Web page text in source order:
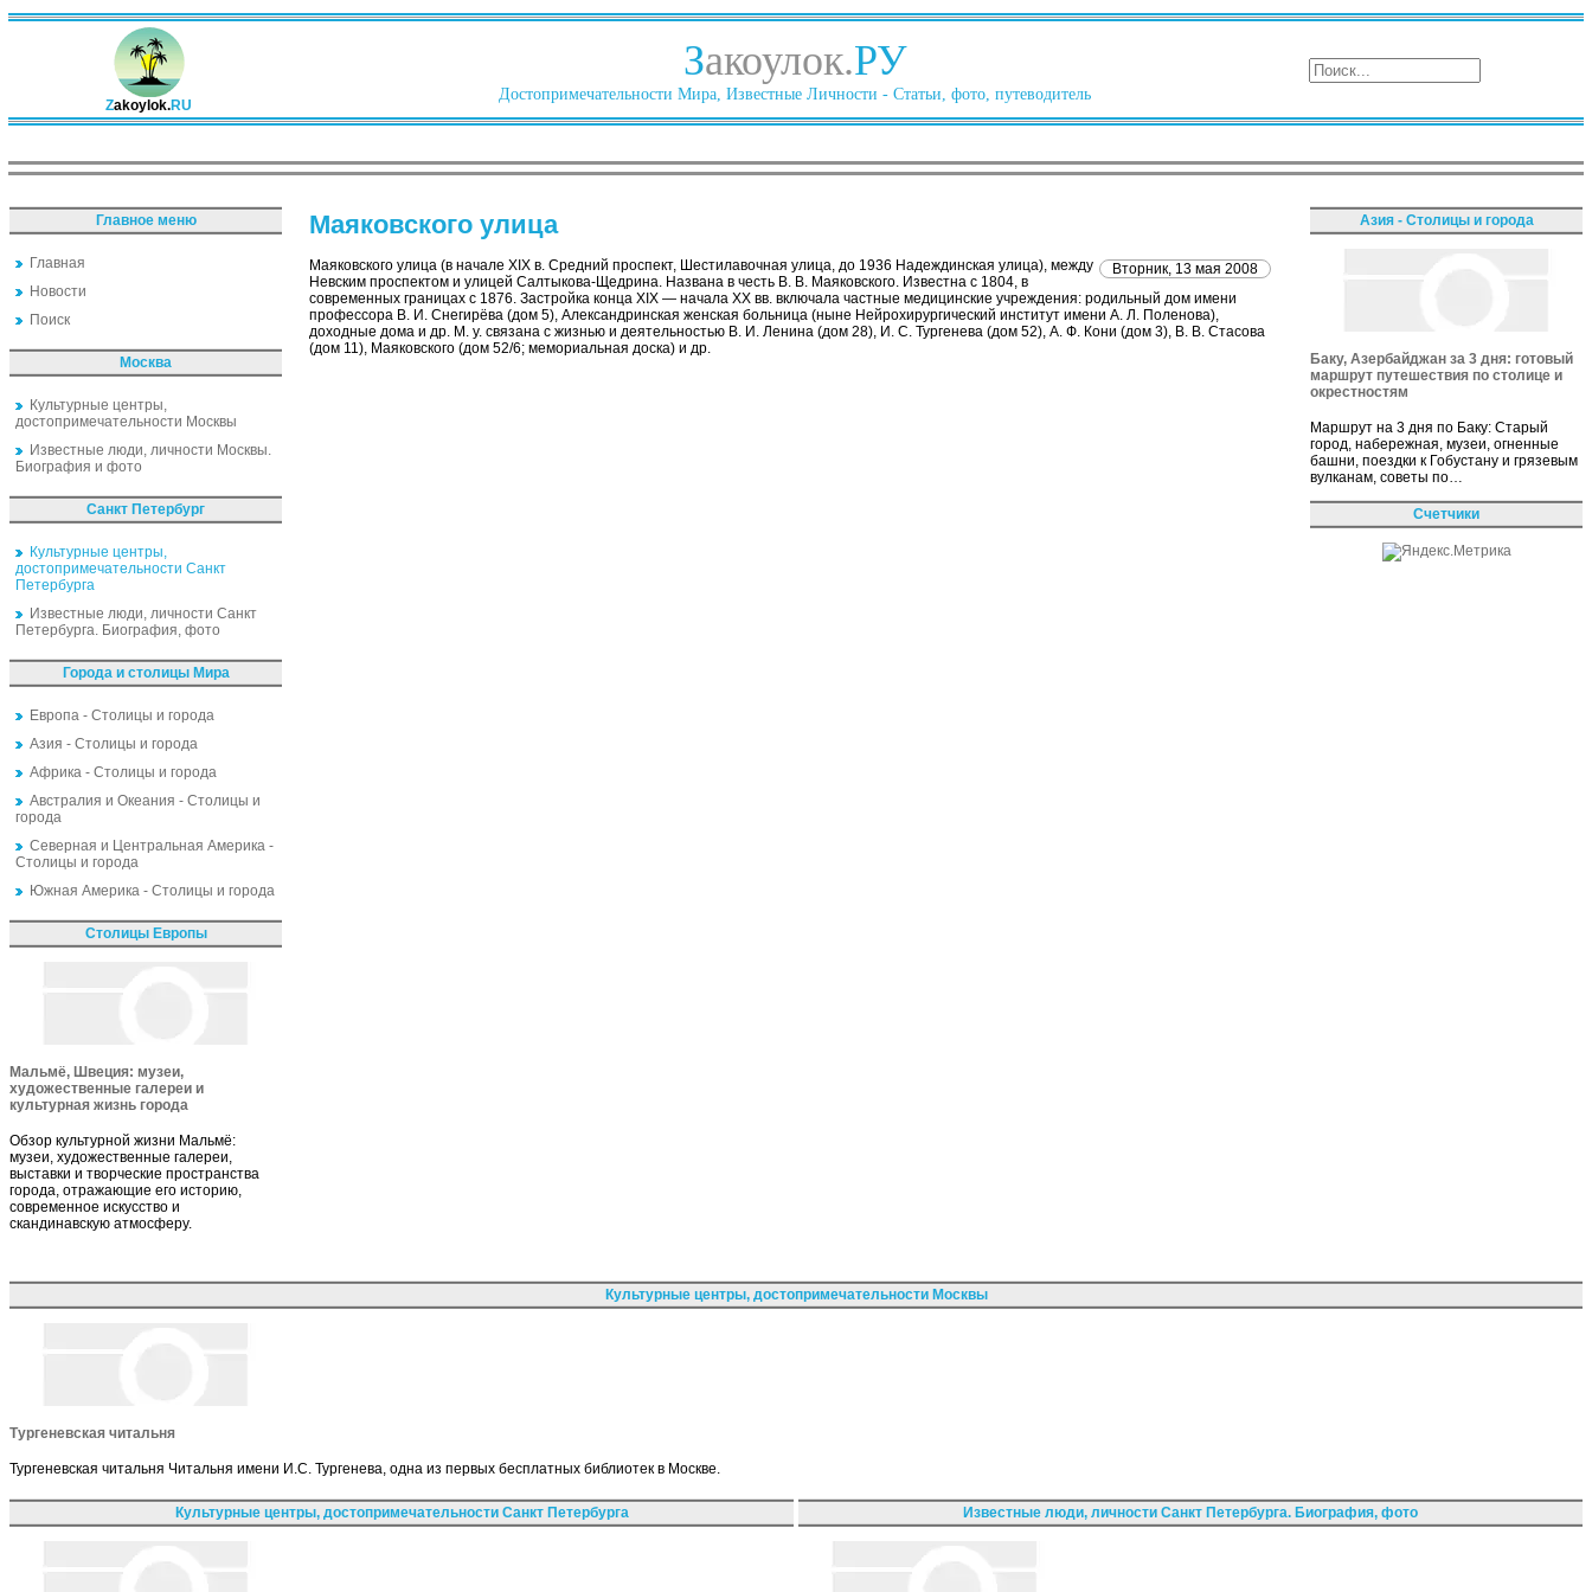
Zakoylok.RU
Закоулок.РУ
Достопримечательности Мира, Известные Личности - Статьи, фото, путеводитель
Главное меню
Главная
Новости
Поиск
Москва
Культурные центры,
достопримечательности Москвы
Известные люди, личности Москвы.
Биография и фото
Санкт Петербург
Культурные центры,
достопримечательности Санкт
Петербурга
Известные люди, личности Санкт
Петербурга. Биография, фото
Города и столицы Мира
Европа - Столицы и города
Азия - Столицы и города
Африка - Столицы и города
Австралия и Океания - Столицы и
города
Северная и Центральная Америка -
Столицы и города
Южная Америка - Столицы и города
Столицы Европы
Мальмё, Швеция: музеи,
художественные галереи и
культурная жизнь города
Обзор культурной жизни Мальмё:
музеи, художественные галереи,
выставки и творческие пространства
города, отражающие его историю,
современное искусство и
скандинавскую атмосферу.
Маяковского улица
Вторник, 13 мая 2008
Маяковского улица (в начале XIX в. Средний проспект, Шестилавочная улица, до 1936 Надеждинская улица), между
Невским проспектом и улицей Салтыкова-Щедрина. Названа в честь В. В. Маяковского. Известна с 1804, в
современных границах с 1876. Застройка конца XIX — начала XX вв. включала частные медицинские учреждения: родильный дом имени
профессора В. И. Снегирёва (дом 5), Александринская женская больница (ныне Нейрохирургический институт имени А. Л. Поленова),
доходные дома и др. М. у. связана с жизнью и деятельностью В. И. Ленина (дом 28), И. С. Тургенева (дом 52), А. Ф. Кони (дом 3), В. В. Стасова
(дом 11), Маяковского (дом 52/6; мемориальная доска) и др.
Азия - Столицы и города
Баку, Азербайджан за 3 дня: готовый
маршрут путешествия по столице и
окрестностям
Маршрут на 3 дня по Баку: Старый
город, набережная, музеи, огненные
башни, поездки к Гобустану и грязевым
вулканам, советы по…
Счетчики
Культурные центры, достопримечательности Москвы
Тургеневская читальня
Тургеневская читальня Читальня имени И.С. Тургенева, одна из первых бесплатных библиотек в Москве.
Культурные центры, достопримечательности Санкт Петербурга Известные люди, личности Санкт Петербурга. Биография, фото